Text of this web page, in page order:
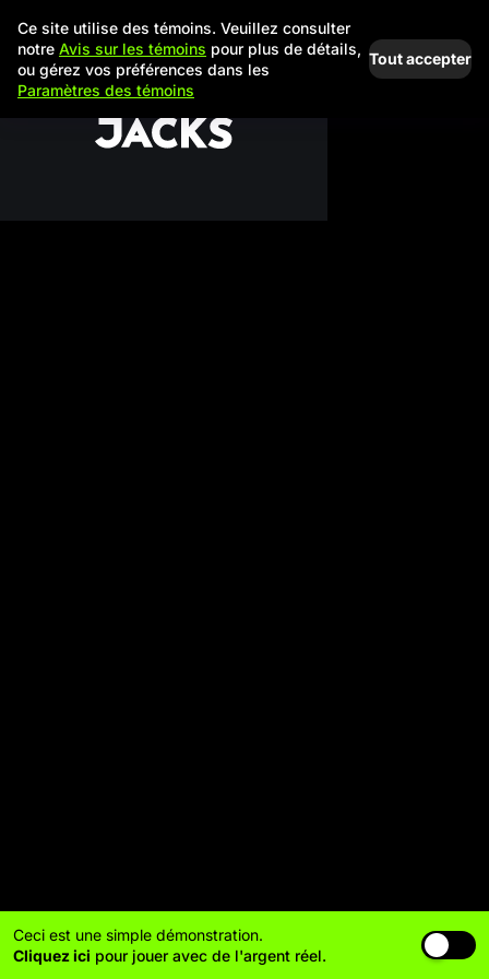
Ceci est une simple démonstration.
Cliquez ici pour jouer avec de l'argent réel.
Ce site utilise des témoins. Veuillez consulter
notre Avis sur les témoins pour plus de détails,
ou gérez vos préférences dans les
Paramètres des témoins
Tout accepter